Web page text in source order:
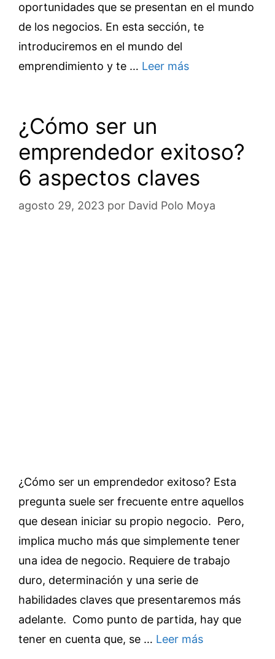
oportunidades que se presentan en el mundo
de los negocios. En esta sección, te
introduciremos en el mundo del
emprendimiento y te … Leer más
¿Cómo ser un
emprendedor exitoso?
6 aspectos claves
agosto 29, 2023 por David Polo Moya
¿Cómo ser un emprendedor exitoso? Esta
pregunta suele ser frecuente entre aquellos
que desean iniciar su propio negocio. Pero,
implica mucho más que simplemente tener
una idea de negocio. Requiere de trabajo
duro, determinación y una serie de
habilidades claves que presentaremos más
adelante. Como punto de partida, hay que
tener en cuenta que, se … Leer más